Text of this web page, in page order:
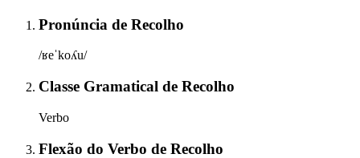
Pronúncia de Recolho
/ʁeˈkoʎu/
Classe Gramatical de Recolho
Verbo
Flexão do Verbo de Recolho